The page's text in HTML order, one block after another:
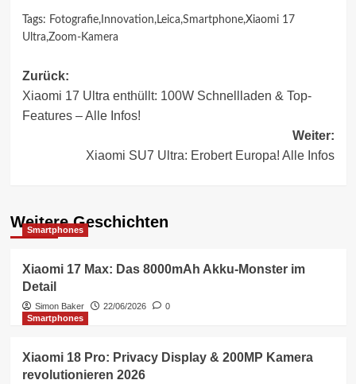
Tags: Fotografie,Innovation,Leica,Smartphone,Xiaomi 17
Ultra,Zoom-Kamera
Beitragsnavigation
Zurück:
Xiaomi 17 Ultra enthüllt: 100W Schnellladen & Top-
Features – Alle Infos!
Weiter:
Xiaomi SU7 Ultra: Erobert Europa! Alle Infos
Weitere Geschichten
Smartphones
Xiaomi 17 Max: Das 8000mAh Akku-Monster im
Detail
Simon Baker 22/06/2026
0
Smartphones
Xiaomi 18 Pro: Privacy Display & 200MP Kamera
revolutionieren 2026